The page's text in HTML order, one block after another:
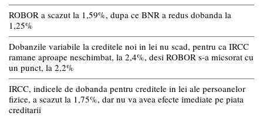
ROBOR a scazut la 1,59%, dupa ce BNR a redus dobanda la
1,25%
Dobanzile variabile la creditele noi in lei nu scad, pentru ca IRCC
ramane aproape neschimbat, la 2,4%, desi ROBOR s-a micsorat cu
un punct, la 2,2%
IRCC, indicele de dobanda pentru creditele in lei ale persoanelor
fizice, a scazut la 1,75%, dar nu va avea efecte imediate pe piata
creditarii